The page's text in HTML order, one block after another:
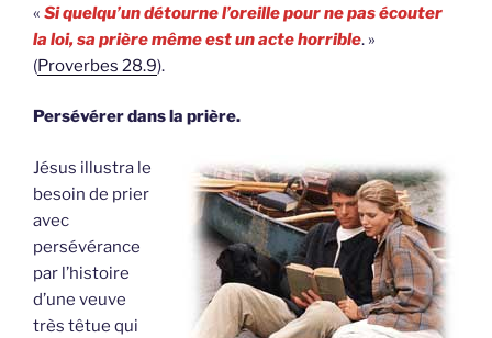
« Si quelqu’un détourne l’oreille pour ne pas écouter
la loi, sa prière même est un acte horrible. »
(Proverbes 28.9).
Persévérer dans la prière.
Jésus illustra le
besoin de prier
avec
persévérance
par l’histoire
d’une veuve
très têtue qui